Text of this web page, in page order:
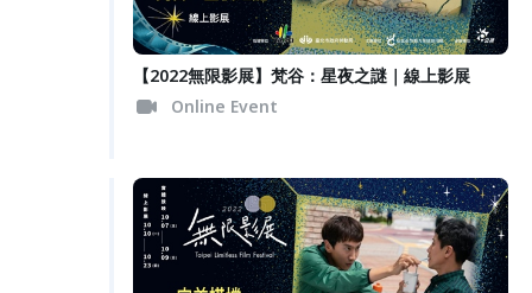
【2022無限影展】梵谷：星夜之謎｜線上影展
Online Event